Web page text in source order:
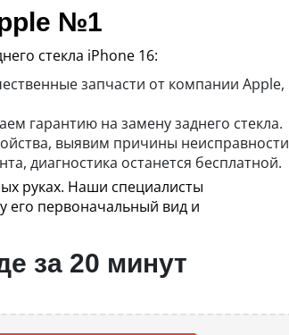
№1
стекла iPhone 16:
запчасти от компании Apple,
гарантию на замену заднего стекла.
выявим причины неисправности
диагностика останется бесплатной.
руках. Наши специалисты
его первоначальный вид и
за 20 минут